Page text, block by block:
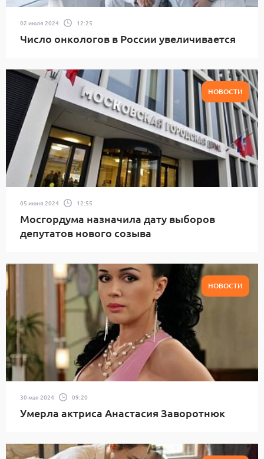
02 июля 2024 12:25
Число онкологов в России увеличивается
НОВОСТИ
05 июня 2024 12:55
Мосгордума назначила дату выборов
депутатов нового созыва
НОВОСТИ
30 мая 2024 09:20
Умерла актриса Анастасия Заворотнюк